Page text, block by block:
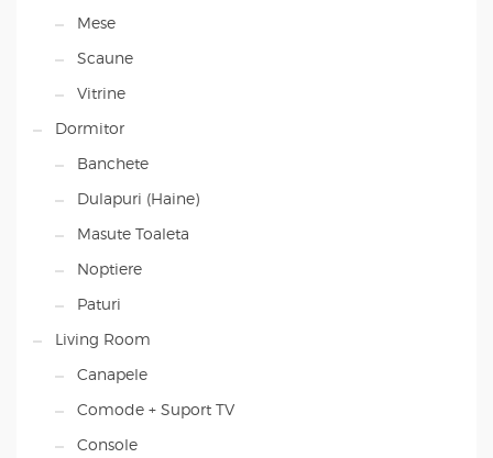
Mese
Scaune
Vitrine
Dormitor
Banchete
Dulapuri (Haine)
Masute Toaleta
Noptiere
Paturi
Living Room
Canapele
Comode + Suport TV
Console